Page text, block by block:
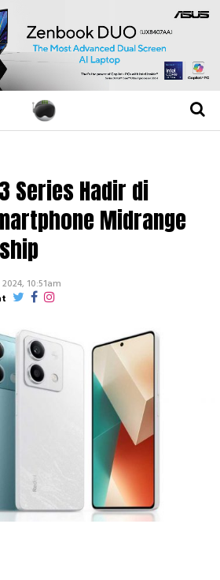
Series Hadir di
Midrange
10:51am